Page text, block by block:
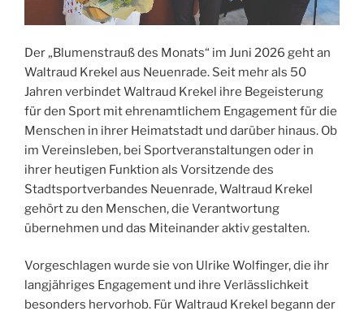
Der „Blumenstrauß des Monats“ im Juni 2026 geht an
Waltraud Krekel aus Neuenrade. Seit mehr als 50
Jahren verbindet Waltraud Krekel ihre Begeisterung
für den Sport mit ehrenamtlichem Engagement für die
Menschen in ihrer Heimatstadt und darüber hinaus. Ob
im Vereinsleben, bei Sportveranstaltungen oder in
ihrer heutigen Funktion als Vorsitzende des
Stadtsportverbandes Neuenrade, Waltraud Krekel
gehört zu den Menschen, die Verantwortung
übernehmen und das Miteinander aktiv gestalten.
Vorgeschlagen wurde sie von Ulrike Wolfinger, die ihr
langjähriges Engagement und ihre Verlässlichkeit
besonders hervorhob. Für Waltraud Krekel begann der